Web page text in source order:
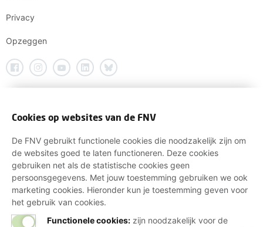
Privacy
Opzeggen
Cookies op websites van de FNV
De FNV gebruikt functionele cookies die noodzakelijk zijn om
de websites goed te laten functioneren. Deze cookies
gebruiken net als de statistische cookies geen
persoonsgegevens. Met jouw toestemming gebruiken we ook
marketing cookies. Hieronder kun je toestemming geven voor
het gebruik van cookies.
Functionele cookies: zijn noodzakelijk voor de